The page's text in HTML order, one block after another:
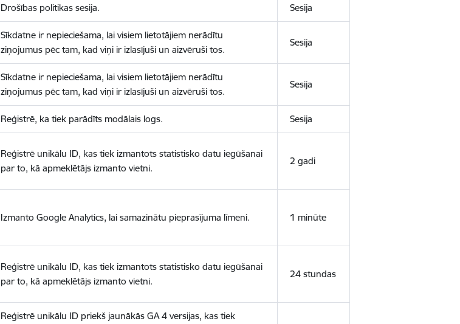
Drošības politikas sesija. Sesija
Sīkdatne ir nepieciešama, lai visiem lietotājiem nerādītu
ziņojumus pēc tam, kad viņi ir izlasījuši un aizvēruši tos.
Sesija
Sīkdatne ir nepieciešama, lai visiem lietotājiem nerādītu
ziņojumus pēc tam, kad viņi ir izlasījuši un aizvēruši tos.
Sesija
Reģistrē, ka tiek parādīts modālais logs. Sesija
Reģistrē unikālu ID, kas tiek izmantots statistisko datu iegūšanai
par to, kā apmeklētājs izmanto vietni.
2 gadi
Izmanto Google Analytics, lai samazinātu pieprasījuma līmeni. 1 minūte
Reģistrē unikālu ID, kas tiek izmantots statistisko datu iegūšanai
par to, kā apmeklētājs izmanto vietni.
24 stundas
Reģistrē unikālu ID priekš jaunākās GA 4 versijas, kas tiek